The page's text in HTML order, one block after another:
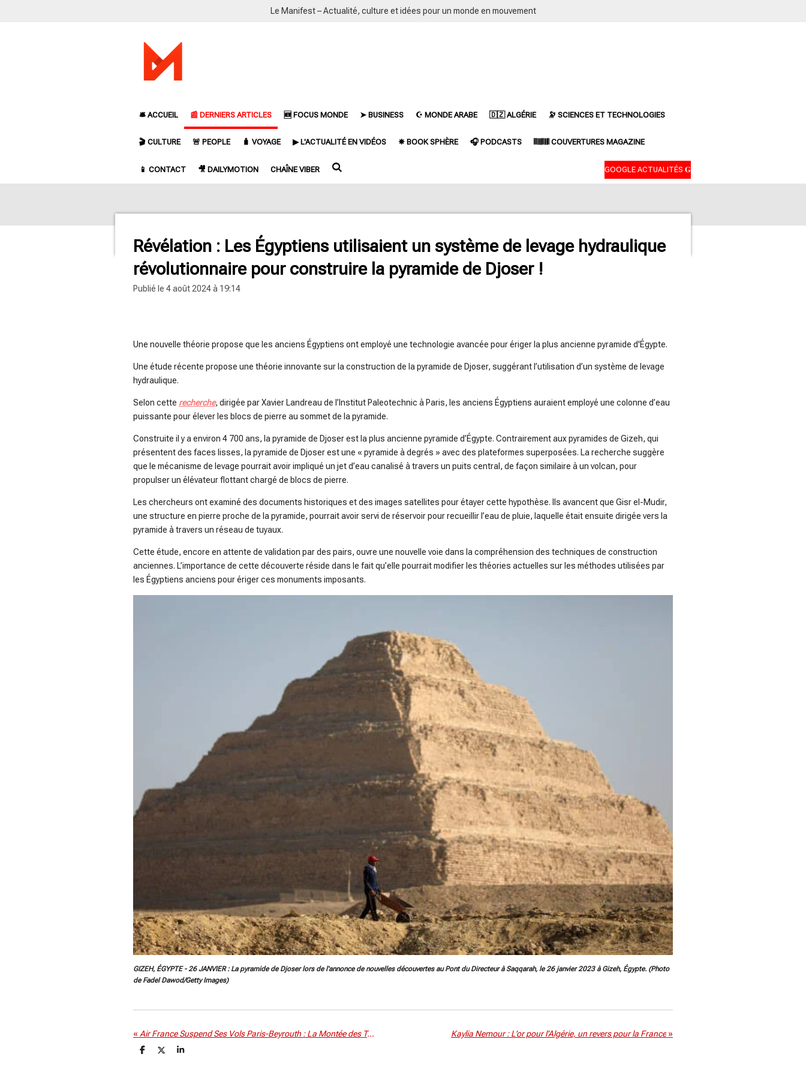
Le Manifest – Actualité, culture et idées pour un monde en mouvement
🛎️ ACCUEIL 📰 DERNIERS ARTICLES 🆕 FOCUS MONDE ➤ BUSINESS ☪ MONDE ARABE 🇩🇿 ALGÉRIE 🔭 SCIENCES ET TECHNOLOGIES
🎬 CULTURE 🚨 PEOPLE 🧳 VOYAGE ▶ L'ACTUALITÉ EN VIDÉOS ✵ BOOK SPHÈRE 🎧 PODCASTS 𝄃𝄃𝄂𝄂𝄀𝄁𝄃𝄂𝄂𝄃 COUVERTURES MAGAZINE
📱 CONTACT 🎥 DAILYMOTION CHAÎNE VIBER GOOGLE ACTUALITÉS 𝐆
Révélation : Les Égyptiens utilisaient un système de levage hydraulique
révolutionnaire pour construire la pyramide de Djoser !
Publié le 4 août 2024 à 19:14
Une nouvelle théorie propose que les anciens Égyptiens ont employé une technologie avancée pour ériger la plus ancienne pyramide d'Égypte.
Une étude récente propose une théorie innovante sur la construction de la pyramide de Djoser, suggérant l’utilisation d’un système de levage
hydraulique.
Selon cette recherche, dirigée par Xavier Landreau de l’Institut Paleotechnic à Paris, les anciens Égyptiens auraient employé une colonne d’eau
puissante pour élever les blocs de pierre au sommet de la pyramide.
Construite il y a environ 4 700 ans, la pyramide de Djoser est la plus ancienne pyramide d’Égypte. Contrairement aux pyramides de Gizeh, qui
présentent des faces lisses, la pyramide de Djoser est une « pyramide à degrés » avec des plateformes superposées. La recherche suggère
que le mécanisme de levage pourrait avoir impliqué un jet d’eau canalisé à travers un puits central, de façon similaire à un volcan, pour
propulser un élévateur flottant chargé de blocs de pierre.
Les chercheurs ont examiné des documents historiques et des images satellites pour étayer cette hypothèse. Ils avancent que Gisr el-Mudir,
une structure en pierre proche de la pyramide, pourrait avoir servi de réservoir pour recueillir l’eau de pluie, laquelle était ensuite dirigée vers la
pyramide à travers un réseau de tuyaux.
Cette étude, encore en attente de validation par des pairs, ouvre une nouvelle voie dans la compréhension des techniques de construction
anciennes. L’importance de cette découverte réside dans le fait qu’elle pourrait modifier les théories actuelles sur les méthodes utilisées par
les Égyptiens anciens pour ériger ces monuments imposants.
GIZEH, ÉGYPTE - 26 JANVIER : La pyramide de Djoser lors de l'annonce de nouvelles découvertes au Pont du Directeur à Saqqarah, le 26 janvier 2023 à Gizeh, Égypte. (Photo
de Fadel Dawod/Getty Images)
« Air France Suspend Ses Vols Paris-Beyrouth : La Montée des Tensions au Moyen-Orient en Cause Kaylia Nemour : L’or pour l’Algérie, un revers pour la France »
P
P
P